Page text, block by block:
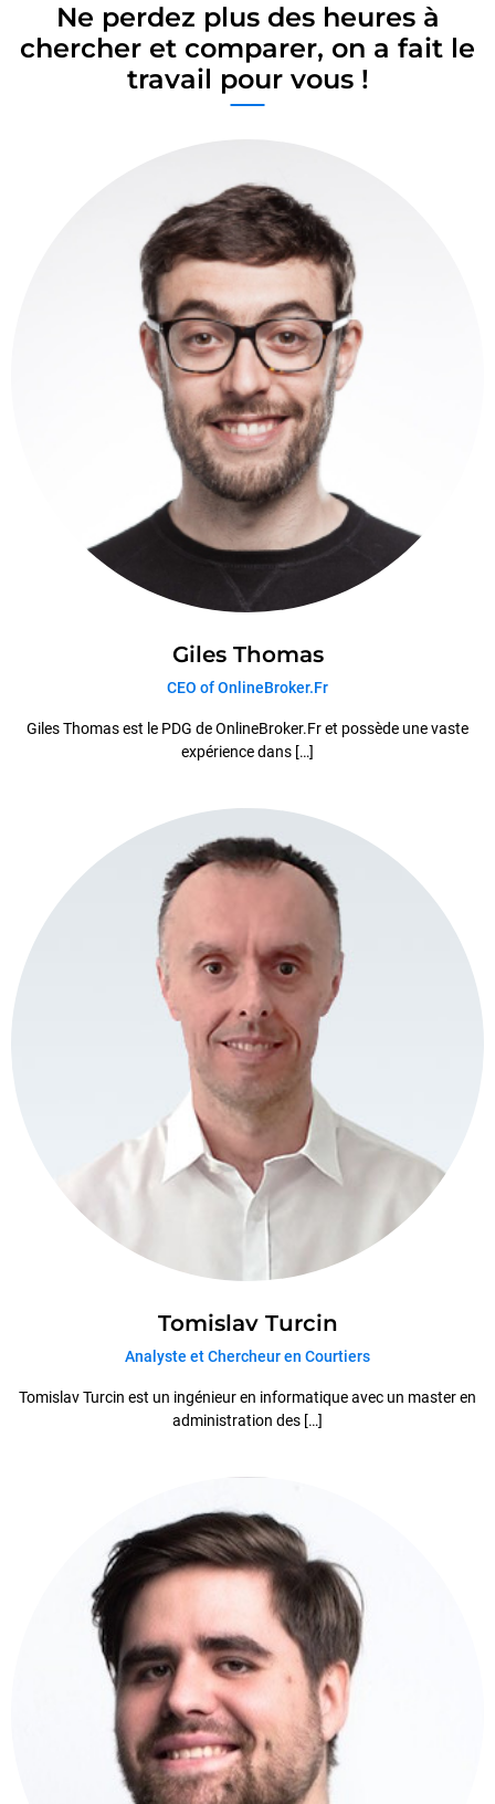
Ne perdez plus des heures à
chercher et comparer, on a fait le
travail pour vous !
Giles Thomas
CEO of OnlineBroker.Fr
Giles Thomas est le PDG de OnlineBroker.Fr et possède une vaste
expérience dans […]
Tomislav Turcin
Analyste et Chercheur en Courtiers
Tomislav Turcin est un ingénieur en informatique avec un master en
administration des […]